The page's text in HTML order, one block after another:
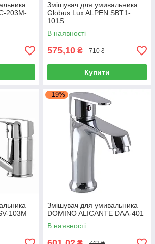
203M-
Змішувач для умивальника
Globus Lux ALPEN SBT1-
101S
В наявності
575,10 ₴ 710 ₴
Купити
103M
–19%
Змішувач для умивальника
DOMINO ALICANTE DAA-401
В наявності